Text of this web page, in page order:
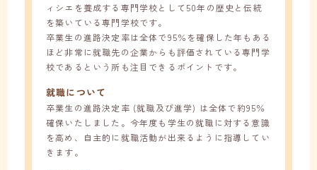
ィシエを養成する専門学校として50年の歴史と伝統
を築いている専門学校です。
卒業生の進路決定率は全体で95％を確保した年もある
ほど非常に就職先の企業からも評価されている専門学
校であるという所も注目できるポイントです。
就職について
卒業生の進路決定率 (就職及び進学) は全体で約95％
確保いたしました。今年度も学生の就職に対する意識
を高め、自主的に就職活動が出来るように指導してい
きます。